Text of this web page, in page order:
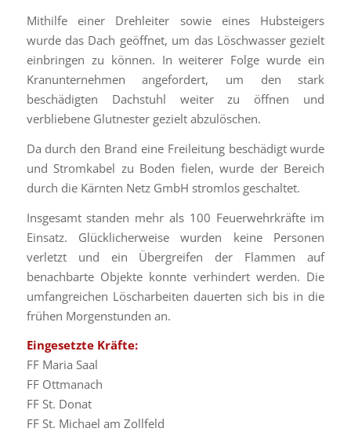
Mithilfe einer Drehleiter sowie eines Hubsteigers
wurde das Dach geöffnet, um das Löschwasser gezielt
einbringen zu können. In weiterer Folge wurde ein
Kranunternehmen angefordert, um den stark
beschädigten Dachstuhl weiter zu öffnen und
verbliebene Glutnester gezielt abzulöschen.
Da durch den Brand eine Freileitung beschädigt wurde
und Stromkabel zu Boden fielen, wurde der Bereich
durch die Kärnten Netz GmbH stromlos geschaltet.
Insgesamt standen mehr als 100 Feuerwehrkräfte im
Einsatz. Glücklicherweise wurden keine Personen
verletzt und ein Übergreifen der Flammen auf
benachbarte Objekte konnte verhindert werden. Die
umfangreichen Löscharbeiten dauerten sich bis in die
frühen Morgenstunden an.
Eingesetzte Kräfte:
FF Maria Saal
FF Ottmanach
FF St. Donat
FF St. Michael am Zollfeld